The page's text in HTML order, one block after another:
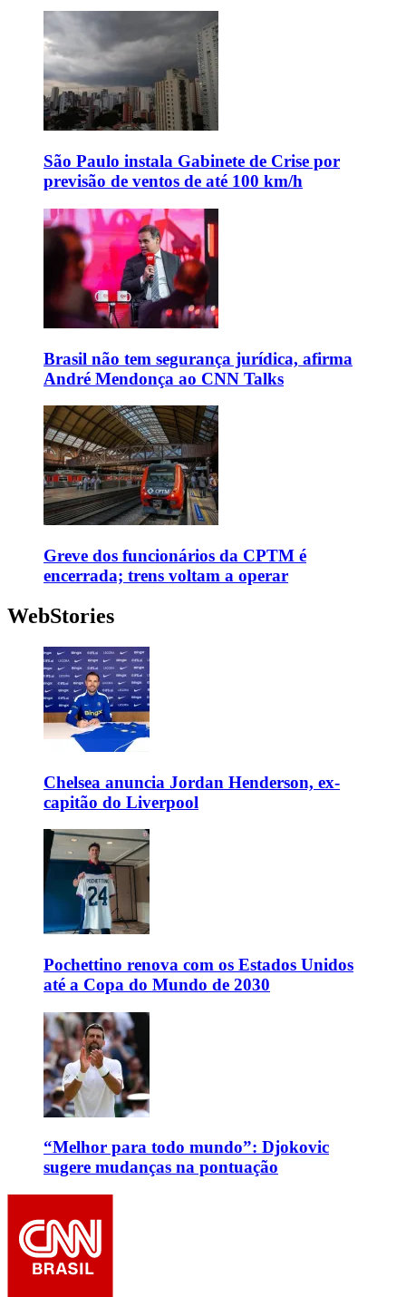
São Paulo instala Gabinete de Crise por
previsão de ventos de até 100 km/h
Brasil não tem segurança jurídica, afirma
André Mendonça ao CNN Talks
Greve dos funcionários da CPTM é
encerrada; trens voltam a operar
WebStories
Chelsea anuncia Jordan Henderson, ex-
capitão do Liverpool
Pochettino renova com os Estados Unidos
até a Copa do Mundo de 2030
“Melhor para todo mundo”: Djokovic
sugere mudanças na pontuação